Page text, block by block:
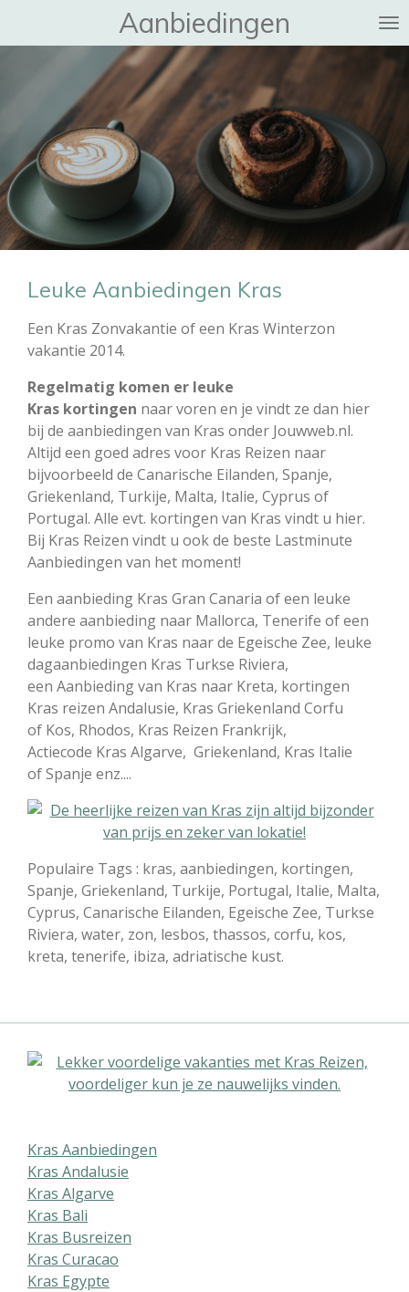
hoofdinhoud
Aanbiedingen
Leuke Aanbiedingen Kras
Een Kras Zonvakantie of een Kras Winterzon
vakantie 2014.
Regelmatig komen er leuke
Kras kortingen naar voren en je vindt ze dan hier
bij de aanbiedingen van Kras onder Jouwweb.nl.
Altijd een goed adres voor Kras Reizen naar
bijvoorbeeld de Canarische Eilanden, Spanje,
Griekenland, Turkije, Malta, Italie, Cyprus of
Portugal. Alle evt. kortingen van Kras vindt u hier.
Bij Kras Reizen vindt u ook de beste Lastminute
Aanbiedingen van het moment!
Een aanbieding Kras Gran Canaria of een leuke
andere aanbieding naar Mallorca, Tenerife of een
leuke promo van Kras naar de Egeische Zee, leuke
dagaanbiedingen Kras Turkse Riviera,
een Aanbieding van Kras naar Kreta, kortingen
Kras reizen Andalusie, Kras Griekenland Corfu
of Kos, Rhodos, Kras Reizen Frankrijk,
Actiecode Kras Algarve, Griekenland, Kras Italie
of Spanje enz....
Populaire Tags : kras, aanbiedingen, kortingen,
Spanje, Griekenland, Turkije, Portugal, Italie, Malta,
Cyprus, Canarische Eilanden, Egeische Zee, Turkse
Riviera, water, zon, lesbos, thassos, corfu, kos,
kreta, tenerife, ibiza, adriatische kust.
Kras Aanbiedingen
Kras Andalusie
Kras Algarve
Kras Bali
Kras Busreizen
Kras Curacao
Kras Egypte